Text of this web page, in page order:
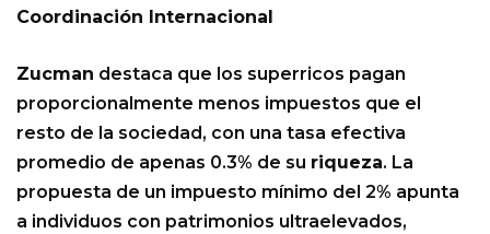
Coordinación Internacional
Zucman destaca que los superricos pagan
proporcionalmente menos impuestos que el
resto de la sociedad, con una tasa efectiva
promedio de apenas 0.3% de su riqueza. La
propuesta de un impuesto mínimo del 2% apunta
a individuos con patrimonios ultraelevados,